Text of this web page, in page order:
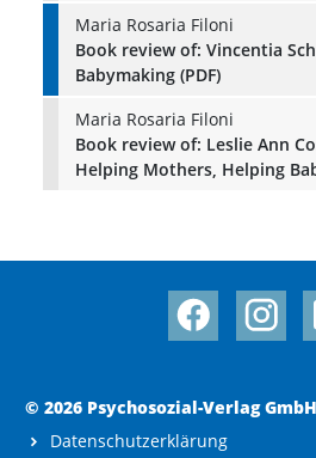
Maria Rosaria Filoni
Book review of: Vincentia
Babymaking (PDF)
Maria Rosaria Filoni
Book review of: Leslie Ann
Helping Mothers, Helping
© 2026 Psychosozial-Verlag
Datenschutzerklärung